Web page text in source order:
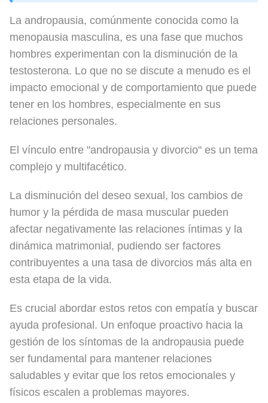
La andropausia, comúnmente conocida como la
menopausia masculina, es una fase que muchos
hombres experimentan con la disminución de la
testosterona. Lo que no se discute a menudo es el
impacto emocional y de comportamiento que puede
tener en los hombres, especialmente en sus
relaciones personales.
El vínculo entre "andropausia y divorcio" es un tema
complejo y multifacético.
La disminución del deseo sexual, los cambios de
humor y la pérdida de masa muscular pueden
afectar negativamente las relaciones íntimas y la
dinámica matrimonial, pudiendo ser factores
contribuyentes a una tasa de divorcios más alta en
esta etapa de la vida.
Es crucial abordar estos retos con empatía y buscar
ayuda profesional. Un enfoque proactivo hacia la
gestión de los síntomas de la andropausia puede
ser fundamental para mantener relaciones
saludables y evitar que los retos emocionales y
físicos escalen a problemas mayores.